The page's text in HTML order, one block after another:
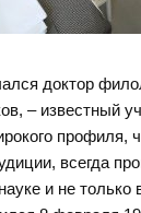
доктор
– известный
профиля,
всегда
и не только